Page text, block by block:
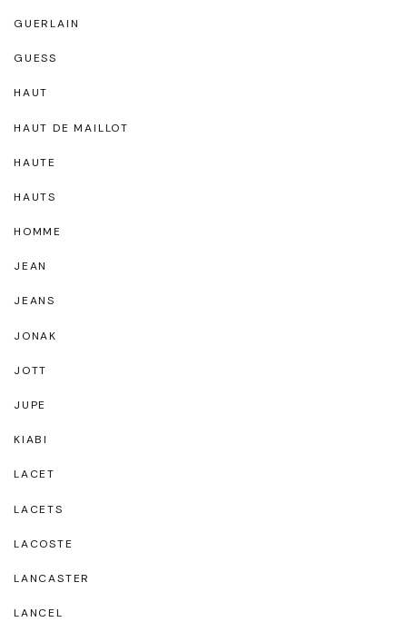
GUERLAIN
GUESS
HAUT
HAUT DE MAILLOT
HAUTE
HAUTS
HOMME
JEAN
JEANS
JONAK
JOTT
JUPE
KIABI
LACET
LACETS
LACOSTE
LANCASTER
LANCEL